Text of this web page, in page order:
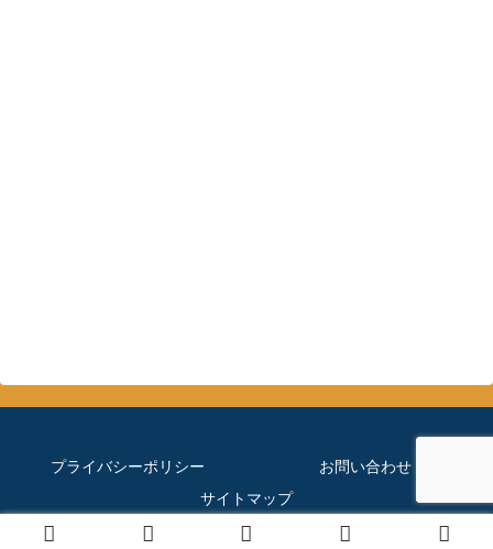
プライバシーポリシー
お問い合わせ
サイトマップ
© 2019 ほぼメダカのブログ.